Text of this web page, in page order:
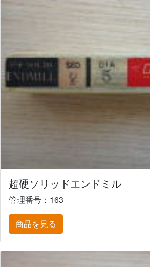
超硬ソリッドエンドミル
管理番号：163
商品を見る